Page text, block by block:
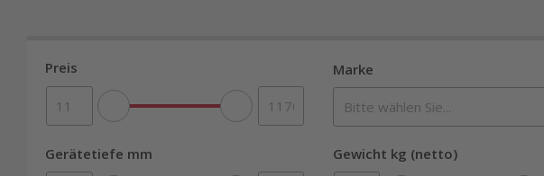
Preis Marke
Gerätetiefe mm Gewicht kg (netto)